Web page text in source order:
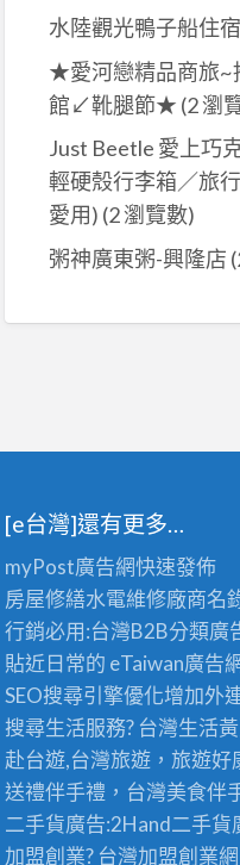
水陸觀光鴨子船住
★愛河戀精品商旅
館↙靴腿節★ (2 瀏
Just Beetle 愛上巧
輕硬殼行李箱／旅
愛用) (2 瀏覽數)
粥神廣東粥-興隆店
[e台灣]還有更多…
myPost廣告網快速發佈
房屋修繕水電維修廠商名
行銷必用:台灣B2B分類廣
貼近日常的 eTaiwan廣告
SEO搜尋引擎優化增加外
搜尋生活服務? 台灣生活
赴台遊,台灣旅遊 ，旅遊好
送禮伴手禮，台灣美食伴
二手貨廣告:2Hand二手貨
加盟創業? 台灣加盟創業網